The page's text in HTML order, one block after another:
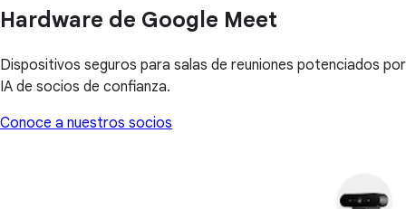
Hardware de Google Meet
Dispositivos seguros para salas de reuniones potenciados por
IA de socios de confianza.
Conoce a nuestros socios